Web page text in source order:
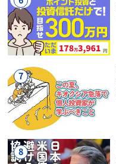
7
8